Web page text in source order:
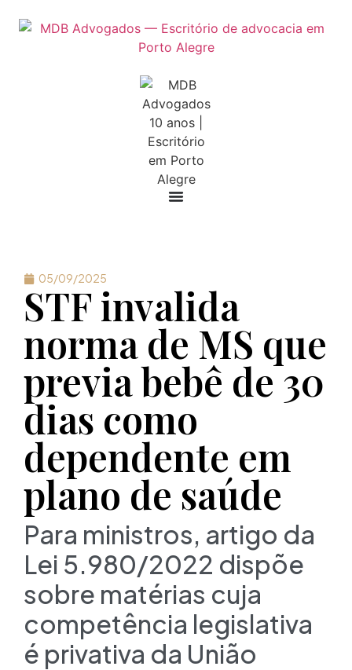
05/09/2025
STF invalida
norma de MS que
previa bebê de 30
dias como
dependente em
plano de saúde
Para ministros, artigo da
Lei 5.980/2022 dispõe
sobre matérias cuja
competência legislativa
é privativa da União